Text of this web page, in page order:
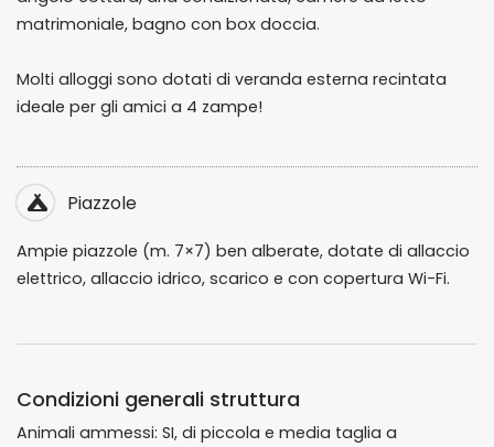
matrimoniale, bagno con box doccia.
Molti alloggi sono dotati di veranda esterna recintata
ideale per gli amici a 4 zampe!
Piazzole
Ampie piazzole (m. 7×7) ben alberate, dotate di allaccio
elettrico, allaccio idrico, scarico e con copertura Wi-Fi.
Condizioni generali struttura
Animali ammessi: SI, di piccola e media taglia a